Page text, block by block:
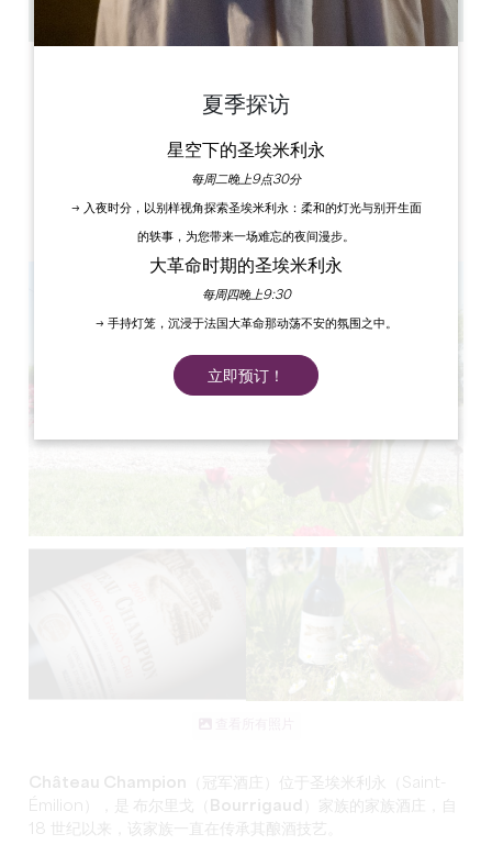
Château Champion（冠军酒庄
）位于圣埃米利永（Saint-
Émilion），是
布尔里戈（Bourrigaud
）家族的家族酒庄，自
18 世纪以来，该家族一直在传承其酿酒技艺。
复制 GPS 代码
夏季探访
星空下的圣埃米利永
每周二晚上9点30分
→ 入夜时分，以别样视角探索圣埃米利永：柔和的灯光与别开生面
的轶事，为您带来一场难忘的夜间漫步。
大革命时期的圣埃米利永
每周四晚上9:30
→ 手持灯笼，沉浸于法国大革命那动荡不安的氛围之中。
立即预订！